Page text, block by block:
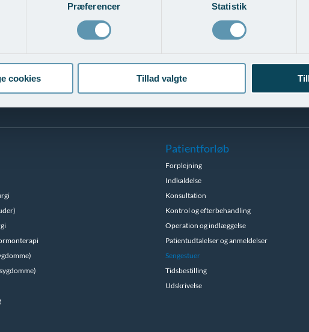
Præferencer Statistik
cookies Tillad valgte
Patientforløb
Forplejning
Indkaldelse
Konsultation
Kontrol og efterbehandling
Operation og indlæggelse
Patientudtalelser og anmeldelser
Sengestuer
Tidsbestilling
Udskrivelse